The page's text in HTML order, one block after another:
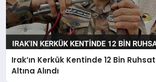
Irak’ın Kerkük Kentinde 12 Bin
Altına Alındı